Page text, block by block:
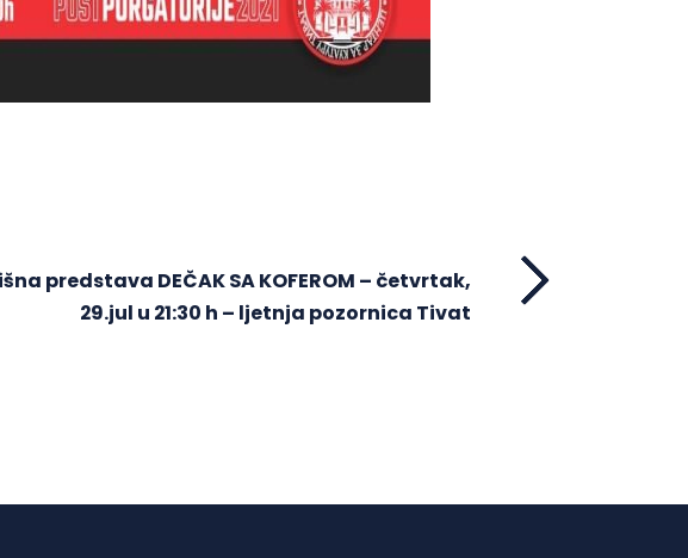
predstava DEČAK SA KOFEROM – četvrtak,
29.jul u 21:30 h – ljetnja pozornica Tivat